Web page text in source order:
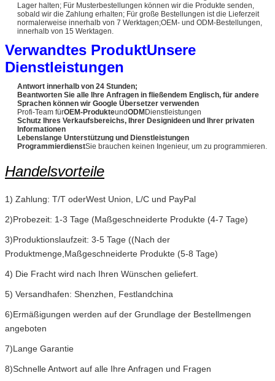
Lager halten; Für Musterbestellungen können wir die Produkte senden,
sobald wir die Zahlung erhalten; Für große Bestellungen ist die Lieferzeit
normalerweise innerhalb von 7 Werktagen;OEM- und ODM-Bestellungen,
innerhalb von 15 Werktagen.
Verwandtes ProduktUnsere
Dienstleistungen
Antwort innerhalb von 24 Stunden;
Beantworten Sie alle Ihre Anfragen in fließendem Englisch, für andere
Sprachen können wir Google Übersetzer verwenden
Profi-Team fürOEM-ProdukteundODMDienstleistungen
Schutz Ihres Verkaufsbereichs, Ihrer Designideen und Ihrer privaten
Informationen
Lebenslange Unterstützung und Dienstleistungen
ProgrammierdienstSie brauchen keinen Ingenieur, um zu programmieren.
Handelsvorteile
1) Zahlung: T/T oderWest Union, L/C und PayPal
2)Probezeit: 1-3 Tage (Maßgeschneiderte Produkte (4-7 Tage)
3)Produktionslaufzeit: 3-5 Tage ((Nach der
Produktmenge,Maßgeschneiderte Produkte (5-8 Tage)
4) Die Fracht wird nach Ihren Wünschen geliefert.
5) Versandhafen: Shenzhen, Festlandchina
6)Ermäßigungen werden auf der Grundlage der Bestellmengen
angeboten
7)Lange Garantie
8)Schnelle Antwort auf alle Ihre Anfragen und Fragen